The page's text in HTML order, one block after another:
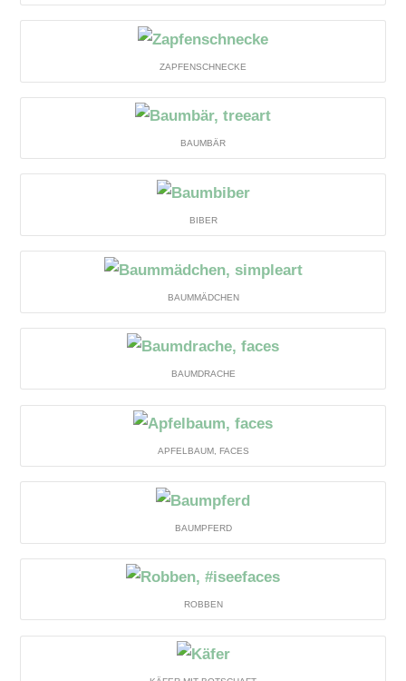
ZAPFENSCHNECKE
BAUMBÄR
BIBER
BAUMMÄDCHEN
BAUMDRACHE
APFELBAUM, FACES
BAUMPFERD
ROBBEN